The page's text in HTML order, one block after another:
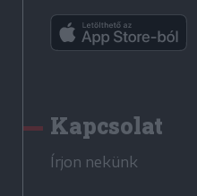
Kapcsolat
Írjon nekünk